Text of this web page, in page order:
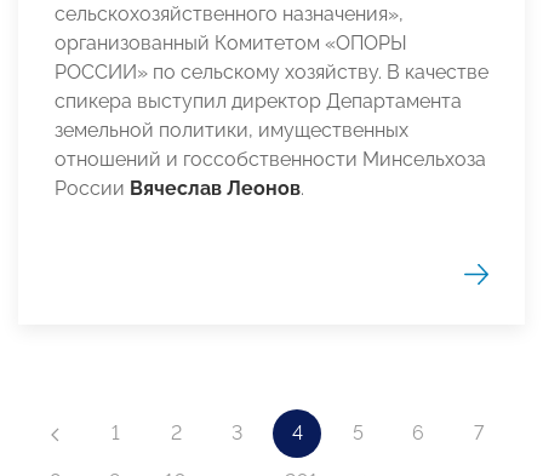
сельскохозяйственного назначения»,
организованный Комитетом «ОПОРЫ
РОССИИ» по сельскому хозяйству. В качестве
спикера выступил директор Департамента
земельной политики, имущественных
отношений и госсобственности Минсельхоза
России Вячеслав Леонов.
1 2 3 4 5 6 7